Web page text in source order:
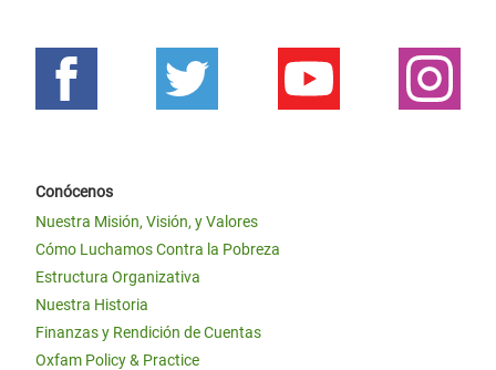
Conócenos
Nuestra Misión, Visión, y Valores
Cómo Luchamos Contra la Pobreza
Estructura Organizativa
Nuestra Historia
Finanzas y Rendición de Cuentas
Oxfam Policy & Practice